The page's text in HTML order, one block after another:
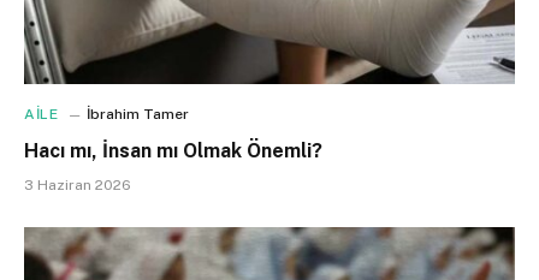
AİLE İbrahim Tamer
Hacı mı, İnsan mı Olmak Önemli?
3 Haziran 2026